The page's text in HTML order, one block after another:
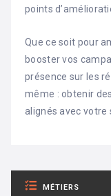
points
Que ce soit pour
booster vos
présence sur les
même : obtenir
alignés avec votre
MÉTIERS